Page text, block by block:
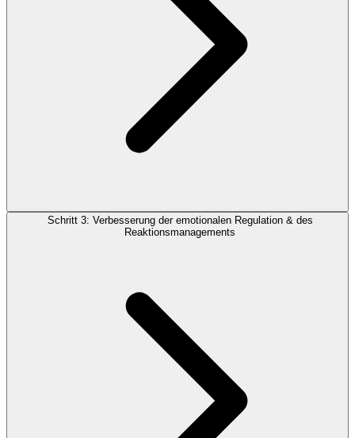
Schritt 3: Verbesserung der emotionalen Regulation & des
Reaktionsmanagements